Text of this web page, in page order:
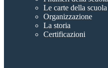
Le carte della scuola
Organizzazione
La storia
Certificazioni